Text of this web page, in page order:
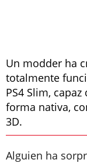
Un modder ha
totalmente
PS4 Slim,
forma nativa,
3D.
Alguien ha